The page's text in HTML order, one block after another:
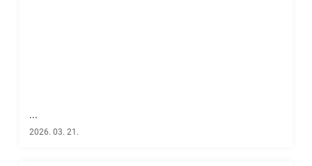
...
2026. 03. 21.